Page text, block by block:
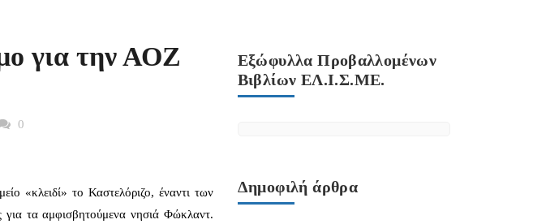
για την ΑΟΖ
0
«κλειδί» το Καστελόριζο, έναντι των
για τα αμφισβητούμενα νησιά Φώκλαντ.
Εξώφυλλα Προβαλλομένων
Βιβλίων ΕΛ.Ι.Σ.ΜΕ.
Δημοφιλή άρθρα